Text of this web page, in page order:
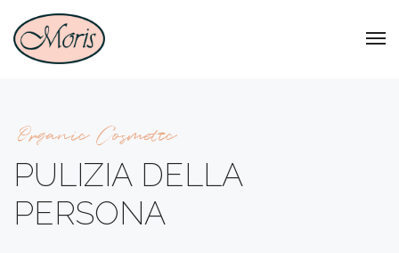
Organic Cosmetic
PULIZIA DELLA
PERSONA